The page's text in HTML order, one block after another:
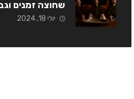
שחוצה זמנים
יולי 18, 2024